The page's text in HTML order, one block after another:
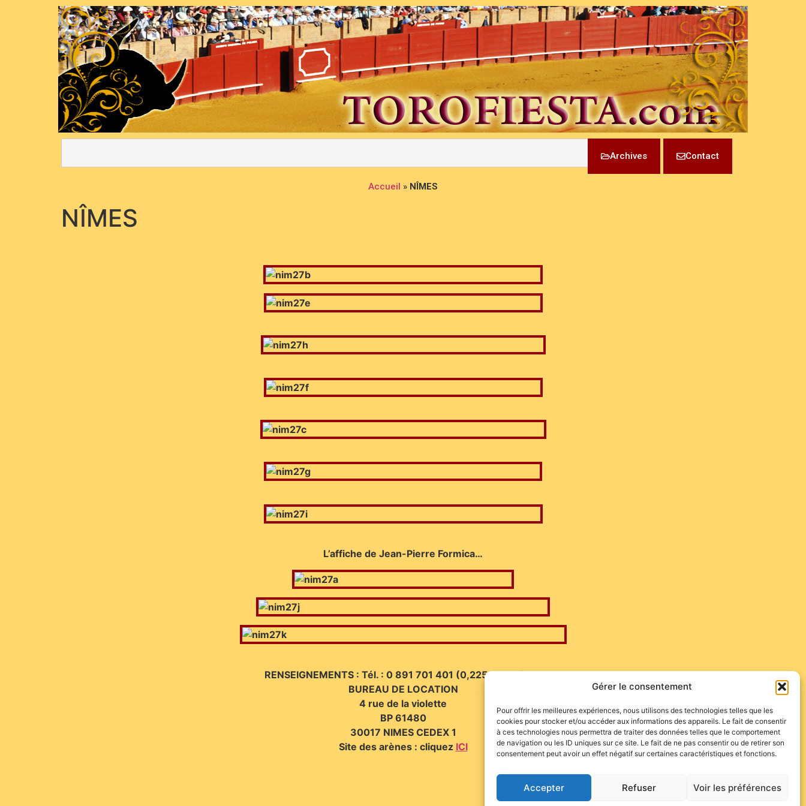
Gérer le consentement
Pour offrir les meilleures expériences, nous utilisons des technologies telles que les
cookies pour stocker et/ou accéder aux informations des appareils. Le fait de consentir
à ces technologies nous permettra de traiter des données telles que le comportement
de navigation ou les ID uniques sur ce site. Le fait de ne pas consentir ou de retirer son
consentement peut avoir un effet négatif sur certaines caractéristiques et fonctions.
Accepter Refuser Voir les préférences
Archives Contact
Accueil » NÎMES
NÎMES
L’affiche de Jean-Pierre Formica…
RENSEIGNEMENTS : Tél. : 0 891 701 401 (0,225 € TTC/mn)
BUREAU DE LOCATION
4 rue de la violette
BP 61480
30017 NIMES CEDEX 1
Site des arènes : cliquez ICI